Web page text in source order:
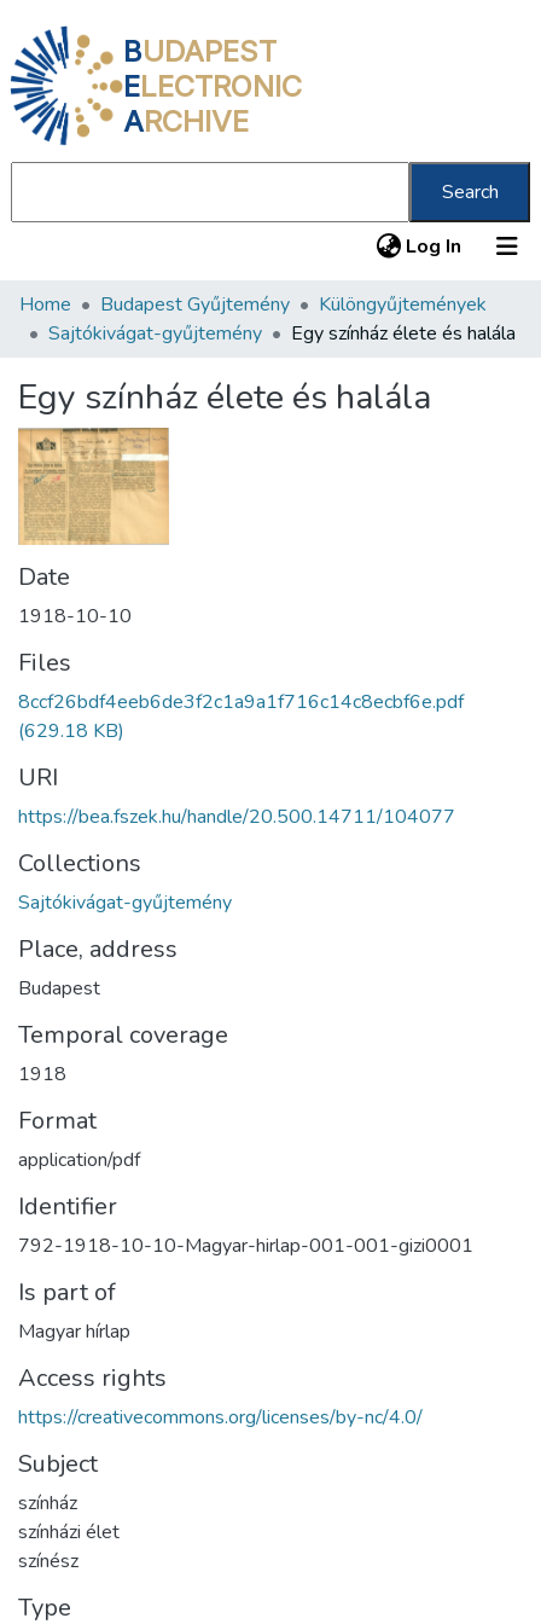
BUDAPEST
ELECTRONIC
ARCHIVE
Search
Log In (current)
Communities & Collections
Statistics
About us
Home Budapest Gyűjtemény
Különgyűjtemények
Sajtókivágat-gyűjtemény
Egy színház élete és halála
Egy színház élete és halála
Date
1918-10-10
Files
8ccf26bdf4eeb6de3f2c1a9a1f716c14c8ecbf6e.pdf
(629.18 KB)
URI
https://bea.fszek.hu/handle/20.500.14711/104077
Collections
Sajtókivágat-gyűjtemény
Place, address
Budapest
Temporal coverage
1918
Format
application/pdf
Identifier
792-1918-10-10-Magyar-hirlap-001-001-gizi0001
Is part of
Magyar hírlap
Access rights
https://creativecommons.org/licenses/by-nc/4.0/
Subject
színház
színházi élet
színész
Type